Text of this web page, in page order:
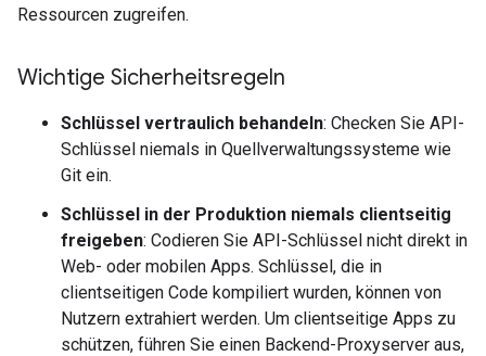
Ressourcen zugreifen.
Wichtige Sicherheitsregeln
Schlüssel vertraulich behandeln: Checken Sie API-
Schlüssel niemals in Quellverwaltungssysteme wie
Git ein.
Schlüssel in der Produktion niemals clientseitig
freigeben: Codieren Sie API-Schlüssel nicht direkt in
Web- oder mobilen Apps. Schlüssel, die in
clientseitigen Code kompiliert wurden, können von
Nutzern extrahiert werden. Um clientseitige Apps zu
schützen, führen Sie einen Backend-Proxyserver aus,